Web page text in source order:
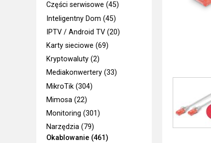
Części serwisowe (45)
Inteligentny Dom (45)
IPTV / Android TV (20)
Karty sieciowe (69)
Kryptowaluty (2)
Mediakonwertery (33)
MikroTik (304)
Mimosa (22)
Monitoring (301)
Narzędzia (79)
Okablowanie (461)